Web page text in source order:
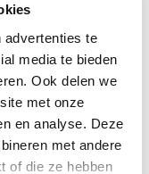
advertenties te
media te bieden
Ook delen we
met onze
en analyse. Deze
met andere
of die ze hebben